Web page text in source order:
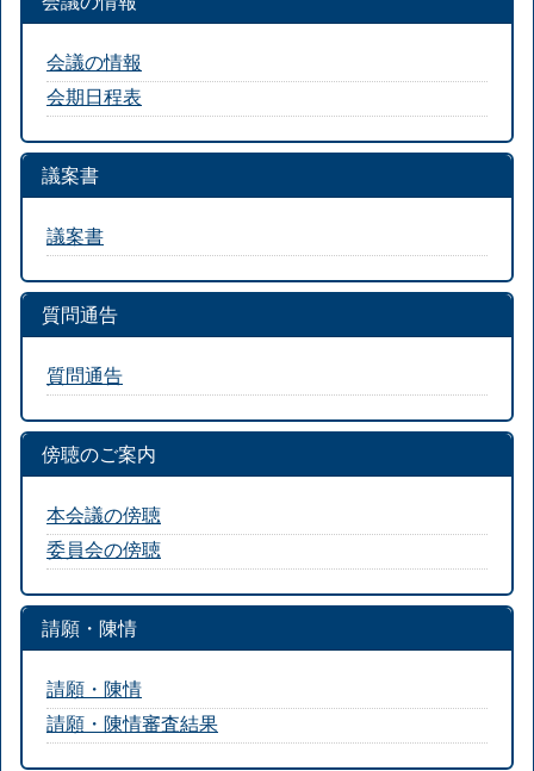
会議の情報
会期日程表
議案書
議案書
質問通告
質問通告
傍聴のご案内
本会議の傍聴
委員会の傍聴
請願・陳情
請願・陳情
請願・陳情審査結果